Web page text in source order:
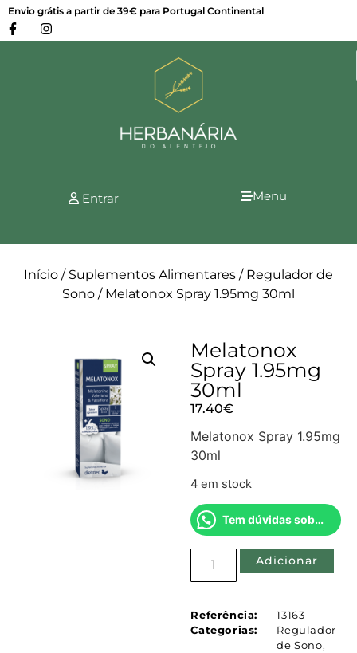
Envio grátis a partir de 39€ para Portugal Continental
Entrar Menu
Início / Suplementos Alimentares / Regulador de
Sono / Melatonox Spray 1.95mg 30ml
Melatonox
Spray 1.95mg
30ml
17.40€
Melatonox Spray 1.95mg
30ml
4 em stock
Tem dúvidas sobre este produto?
Adicionar
Referência:
13163
Categorias:
Regulador
de Sono,